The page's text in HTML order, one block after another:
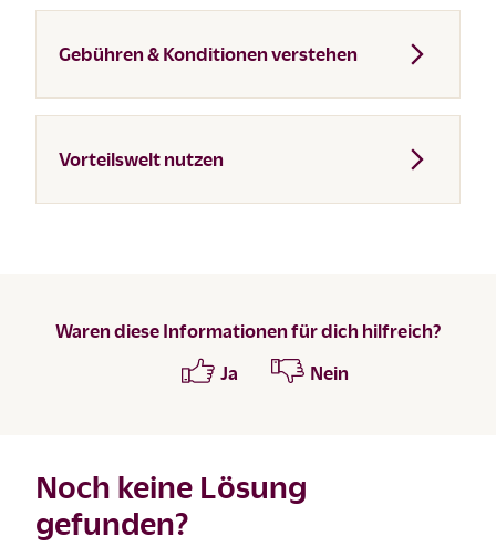
Gebühren & Konditionen verstehen
Vorteilswelt nutzen
Waren diese Informationen für dich hilfreich?
Ja
Nein
Noch keine Lösung
gefunden?